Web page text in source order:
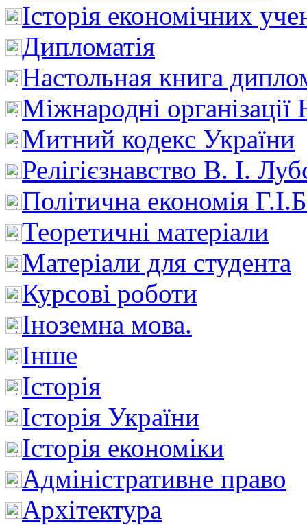
Історія економічних
Дипломатія
Настольная книга
Міжнародні
Митний кодекс України
Релігієзнавство В. І.
Політична економія
Теоретичні матеріали
Матеріали для студента
Курсові роботи
Іноземна мова.
Інше
Історія
Історія України
Історія економіки
Адміністративне право
Архітектура